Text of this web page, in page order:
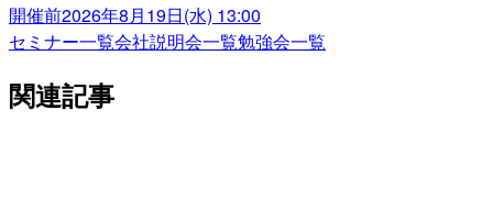
開催前2026年8月19日(水) 13:00
セミナー一覧会社説明会一覧勉強会一覧
関連記事